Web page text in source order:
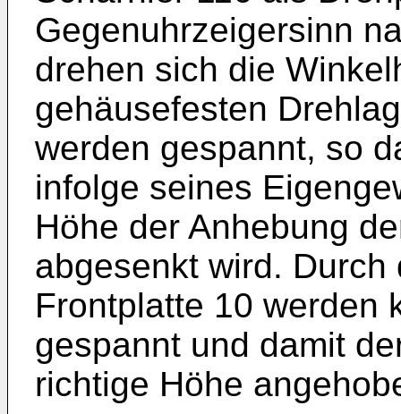
Gegenuhrzeigersinn
drehen sich die
gehäusefesten
werden gespannt, so
infolge seines
Höhe der Anhebung
abgesenkt wird.
Frontplatte 10 werden
gespannt und damit
richtige Höhe